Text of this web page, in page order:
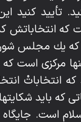
كنيد
انتخاباتش
كه يك مجلس
مركزى است
كه انتخاباتْ
بايد شكايتها
است.